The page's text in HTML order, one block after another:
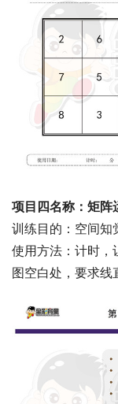
项目四名称：矩阵
训练目的：空间知
使用方法：计时，
图空白处，要求线